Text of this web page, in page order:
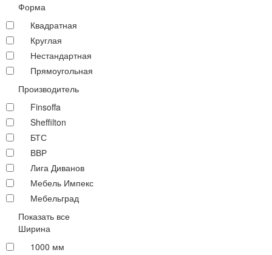
Форма
Квадратная
Круглая
Нестандартная
Прямоугольная
Производитель
Finsoffa
Sheffilton
БТС
ВВР
Лига Диванов
Мебель Импекс
Мебельград
Показать все
Ширина
1000 мм